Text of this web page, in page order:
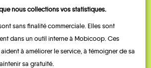
nous collections vos statistiques.
sans finalité commerciale. Elles sont
dans un outil interne à Mobicoop. Ces
à améliorer le service, à témoigner de sa
sa gratuité.